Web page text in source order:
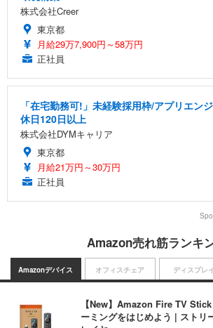
株式会社Creer
東京都
月給29万7,900円～58万円
正社員
「在宅勤務可!」未経験採用枠/アプリエン
休日120日以上
株式会社DYMキャリア
東京都
月給21万円～30万円
正社員
Amazon売れ筋ランキ
Amazonデバイス
【New】Amazon Fire TV
ーミングをはじめよう | ストリ
オフィスチェア ディスプレイ